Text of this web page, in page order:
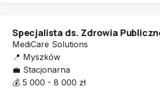
Specjalista ds. Zdrowia
MediCare Solutions
📍 Myszków
💼 Stacjonarna
💰 5 000 - 8 000 zł